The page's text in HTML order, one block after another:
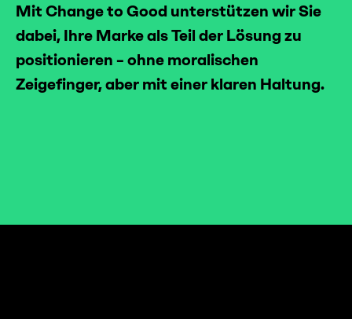
Mit Change to Good unterstützen wir Sie
dabei, Ihre Marke als Teil der Lösung zu
positionieren – ohne moralischen
Zeigefinger, aber mit einer klaren Haltung.